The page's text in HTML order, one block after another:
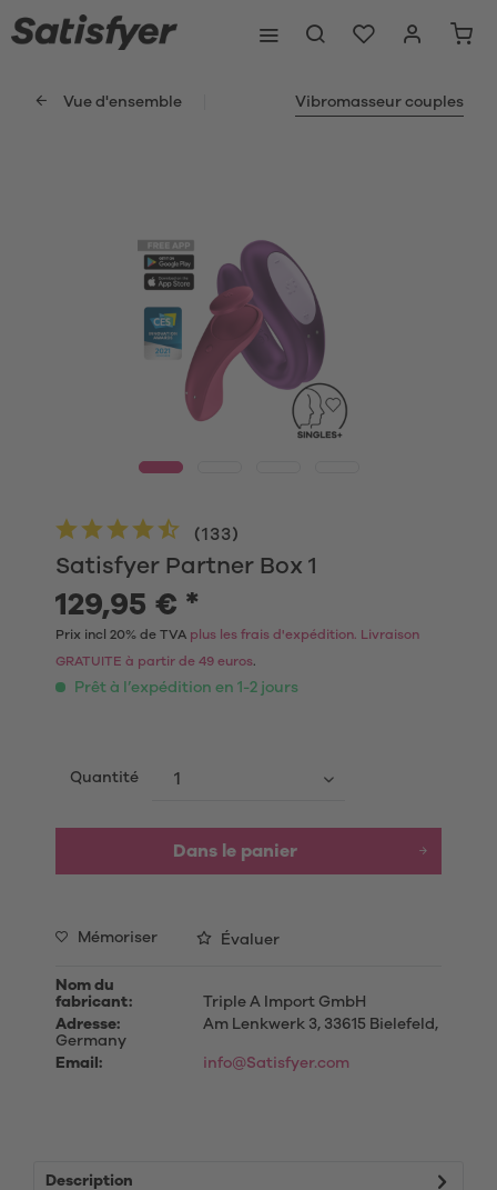
Vue d'ensemble Vibromasseur couples
Satisfyer Partner Box 1
(133)
129,95 € *
Prix incl 20% de TVA plus les frais d'expédition. Livraison
GRATUITE à partir de 49 euros.
Prêt à l’expédition en 1-2 jours
Quantité
Dans le panier
Mémoriser Évaluer
Nom du
fabricant:
Triple A Import GmbH
Adresse:
Am Lenkwerk 3, 33615 Bielefeld,
Germany
Email:
info@Satisfyer.com
Description